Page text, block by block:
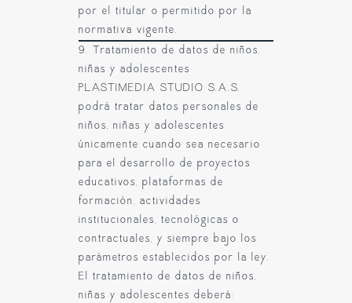
por el titular o permitido por la
normativa vigente.
9. Tratamiento de datos de niños,
niñas y adolescentes
PLASTIMEDIA STUDIO S.A.S.
podrá tratar datos personales de
niños, niñas y adolescentes
únicamente cuando sea necesario
para el desarrollo de proyectos
educativos, plataformas de
formación, actividades
institucionales, tecnológicas o
contractuales, y siempre bajo los
parámetros establecidos por la ley.
El tratamiento de datos de niños,
niñas y adolescentes deberá: